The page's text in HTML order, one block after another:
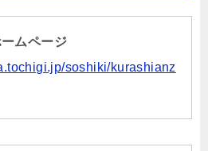
ムページ
soshiki/kurashianz